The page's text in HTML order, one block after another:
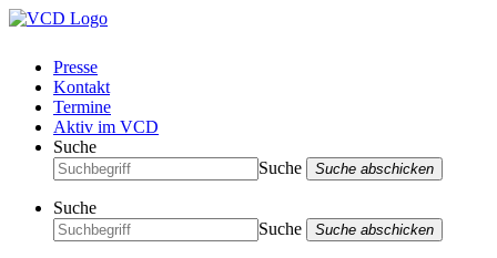
Presse
Kontakt
Termine
Aktiv im VCD
Suche
Suche
Suche abschicken
Suche
Suche
Suche abschicken